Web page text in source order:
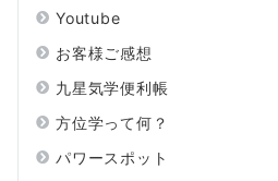
Youtube
お客様ご感想
九星気学便利帳
方位学って何？
パワースポット